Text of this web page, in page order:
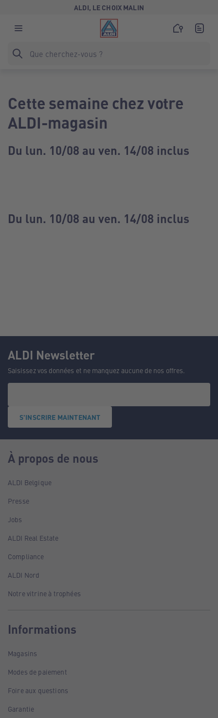
ALDI, LE CHOIX MALIN
Cette semaine chez votre
ALDI-magasin
Du lun. 10/08 au ven. 14/08 inclus
Du lun. 10/08 au ven. 14/08 inclus
ALDI Newsletter
Saisissez vos données et ne manquez aucune de nos offres.
S'INSCRIRE MAINTENANT
À propos de nous
ALDI Belgique
Presse
Jobs
ALDI Real Estate
Compliance
ALDI Nord
Notre vitrine à trophées
Informations
Magasins
Modes de paiement
Foire aux questions
Garantie